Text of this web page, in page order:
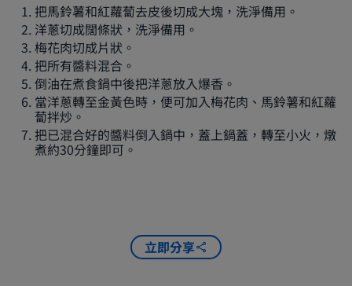
把馬鈴薯和紅蘿蔔去皮後切成大塊，洗淨備用。
洋蔥切成闊條狀，洗淨備用。
梅花肉切成片狀。
把所有醬料混合。
倒油在煮食鍋中後把洋蔥放入爆香。
當洋蔥轉至金黃色時，便可加入梅花肉、馬鈴薯和紅蘿
蔔拌炒。
把已混合好的醬料倒入鍋中，蓋上鍋蓋，轉至小火，燉
煮約30分鐘即可。
立即分享